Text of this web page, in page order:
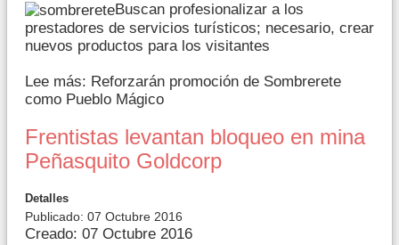
Buscan profesionalizar a los
prestadores de servicios turísticos; necesario, crear
nuevos productos para los visitantes
Lee más: Reforzarán promoción de Sombrerete
como Pueblo Mágico
Frentistas levantan bloqueo en mina
Peñasquito Goldcorp
Detalles
Publicado: 07 Octubre 2016
Creado: 07 Octubre 2016